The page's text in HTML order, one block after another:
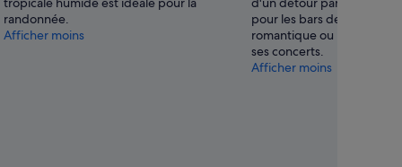
randonnée.
Afficher moins
pour les bars de ce lieu de
romantique ou laissez-
ses concerts.
Afficher moins